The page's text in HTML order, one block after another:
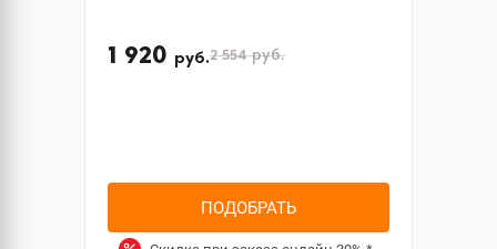
1 920 руб.2 554руб.
ПОДОБРАТЬ